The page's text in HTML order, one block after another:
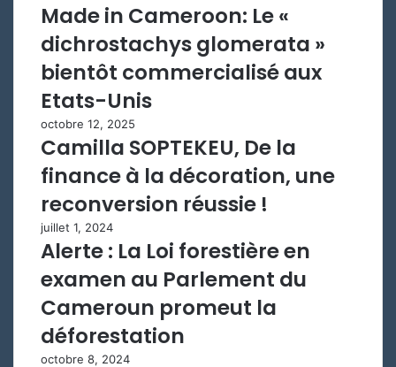
Made in Cameroon: Le «
dichrostachys glomerata »
bientôt commercialisé aux
Etats-Unis
octobre 12, 2025
Camilla SOPTEKEU, De la
finance à la décoration, une
reconversion réussie !
juillet 1, 2024
Alerte : La Loi forestière en
examen au Parlement du
Cameroun promeut la
déforestation
octobre 8, 2024